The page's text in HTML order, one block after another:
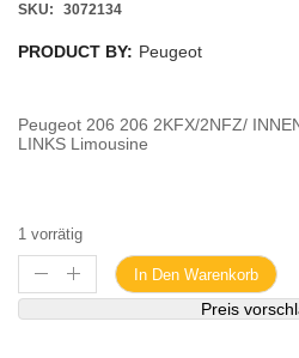
SKU: 3072134
PRODUCT BY: Peugeot
Peugeot 206 206 2KFX/2NFZ/
LINKS Limousine
1 vorrätig
In Den Warenkorb
Preis